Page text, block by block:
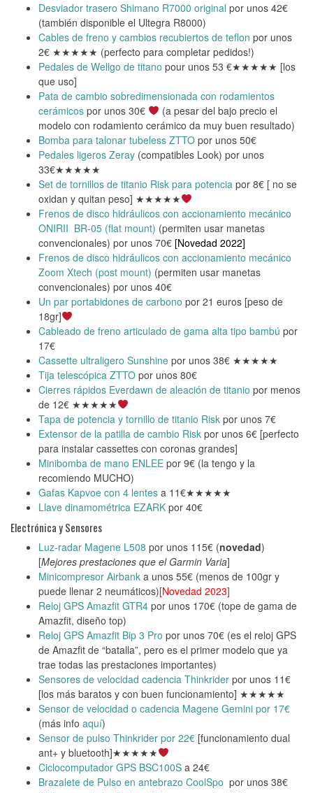
Desviador trasero Shimano R7000 original por unos 42€
(también disponible el Ultegra R8000)
Cables de freno y cambios recubiertos de teflon por unos
2€ ★★★★★ (perfecto para completar pedidos!)
Pedales de Wellgo de titano pour unos 53 €★★★★★ [los
que uso]
Pata de cambio sobredimensionada con rodamientos
cerámicos por unos 30€
(a pesar del bajo precio el
modelo con rodamiento cerámico da muy buen resultado)
Bomba para talonar tubeless ZTTO por unos 50€
Pedales ligeros Zeray (compatibles Look) por unos
33€★★★★★
Set de tornillos de titanio Risk para potencia por 8€ [ no se
oxidan y quitan peso] ★★★★★
Frenos de disco hidráulicos con accionamiento mecánico
ONIRII BR-05 (flat mount) (permiten usar manetas
convencionales) por unos 70€ [Novedad 2022]
Frenos de disco hidráulicos con accionamiento mecánico
Zoom Xtech (post mount) (permiten usar manetas
convencionales) por unos 40€
Un par portabidones de carbono por 21 euros [peso de
18gr]
Cableado de freno articulado de gama alta tipo bambú por
17€
Cassette ultraligero Sunshine por unos 38€ ★★★★★
Tija telescópica ZTTO por unos 80€
Cierres rápidos Everdawn de aleación de titanio por menos
de 12€ ★★★★★
Tapa de potencia y tornillo de titanio Risk por unos 7€
Extensor de la patilla de cambio Risk por unos 6€ [perfecto
para instalar cassettes con coronas grandes]
Minibomba de mano ENLEE por 9€ (la tengo y la
recomiendo MUCHO)
Gafas Kapvoe con 4 lentes a 11€★★★★★
Llave dinamométrica EZARK por 40€
Electrónica y Sensores
Luz-radar Magene L508 por unos 115€ (novedad)
[Mejores prestaciones que el Garmin Varia]
Minicompresor Airbank a unos 55€ (menos de 100gr y
puede llenar 2 neumáticos)[Novedad 2023]
Reloj GPS Amazfit GTR4 por unos 170€ (tope de gama de
Amazfit, diseño top)
Reloj GPS Amazfit Bip 3 Pro por unos 70€ (es el reloj GPS
de Amazfit de “batalla”, pero es el primer modelo que ya
trae todas las prestaciones importantes)
Sensores de velocidad cadencia Thinkrider por unos 11€
[los más baratos y con buen funcionamiento] ★★★★★
Sensor de velocidad o cadencia Magene Gemini por 17€
(más info aquí)
Sensor de pulso Thinkrider por 22€ [funcionamiento dual
ant+ y bluetooth]★★★★★
Ciclocomputador GPS BSC100S a 24€
Brazalete de Pulso en antebrazo CoolSpo por unos 38€